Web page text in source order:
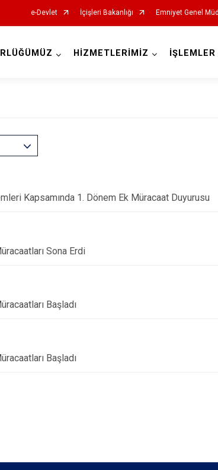
e-Devlet İçişleri Bakanlığı Emniyet Genel
HİZMETLERİMİZ İŞLEMLER
Kapsamında 1. Dönem Ek Müracaat Duyurusu
Sona Erdi
Başladı
Başladı